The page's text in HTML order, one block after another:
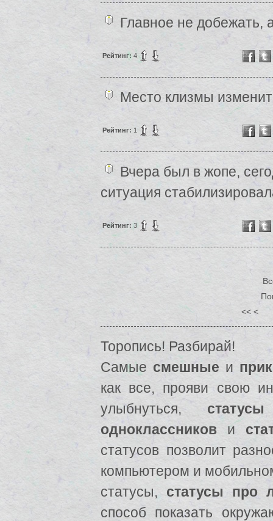
Главное не добежать,
Рейтинг: 4
Место клизмы
Рейтинг: 1
Вчера был в жопе,
ситуация
Рейтинг: 3
<< <
Торопись! Разбирай!
Самые смешные и
как все, прояви свою
улыбнуться,
одноклассников и
статусов позволит
компьютером и
статусы, статусы про
способ показать